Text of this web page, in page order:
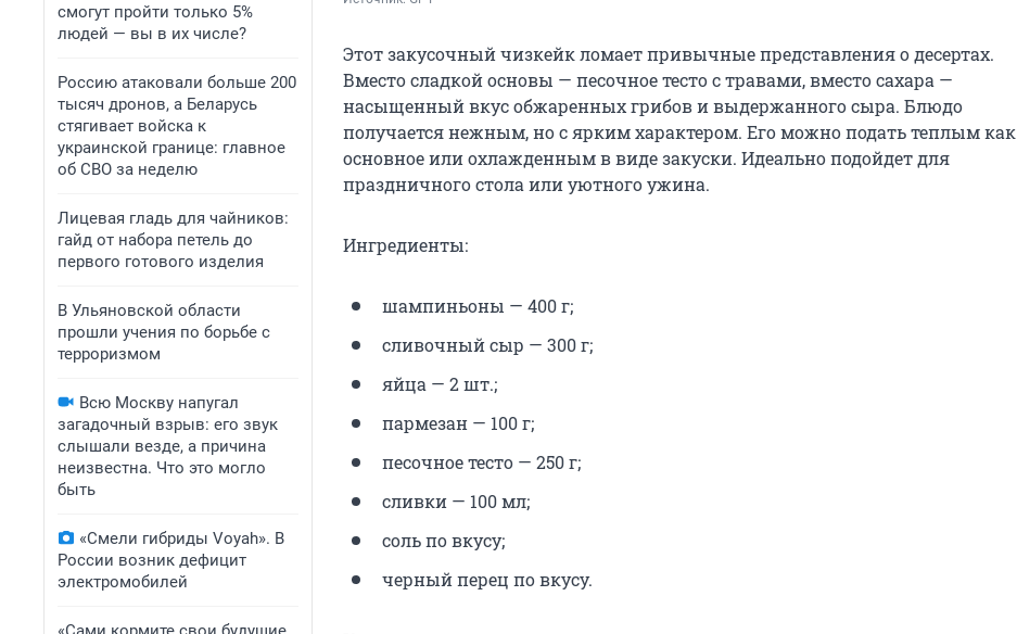
смогут пройти только 5%
людей — вы в их числе?
Россию атаковали больше 200
тысяч дронов, а Беларусь
стягивает войска к
украинской границе: главное
об СВО за неделю
Лицевая гладь для чайников:
гайд от набора петель до
первого готового изделия
В Ульяновской области
прошли учения по борьбе с
терроризмом
Всю Москву напугал
загадочный взрыв: его звук
слышали везде, а причина
неизвестна. Что это могло
быть
«Смели гибриды Voyah». В
России возник дефицит
электромобилей
Этот закусочный чизкейк ломает привычные представления о десертах.
Вместо сладкой основы — песочное тесто с травами, вместо сахара —
насыщенный вкус обжаренных грибов и выдержанного сыра. Блюдо
получается нежным, но с ярким характером. Его можно подать теплым как
основное или охлажденным в виде закуски. Идеально подойдет для
праздничного стола или уютного ужина.
Ингредиенты:
шампиньоны — 400 г;
сливочный сыр — 300 г;
яйца — 2 шт.;
пармезан — 100 г;
песочное тесто — 250 г;
сливки — 100 мл;
соль по вкусу;
черный перец по вкусу.